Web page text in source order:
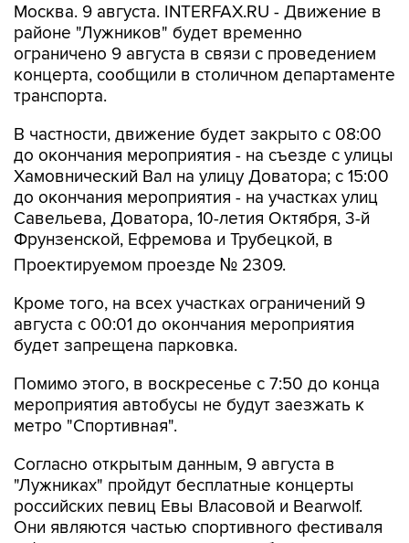
ограничено 9 августа в связи с проведением
концерта, сообщили в столичном департаменте
транспорта.
В частности, движение будет закрыто с 08:00
Хамовнический Вал на улицу Доватора; с 15:00
до окончания мероприятия - на участках улиц
Савельева, Доватора, 10-летия Октября, 3-й
Фрунзенской, Ефремова и Трубецкой, в
Проектируемом проезде № 2309.
Кроме того, на всех участках ограничений 9
будет запрещена парковка.
Помимо этого, в воскресенье с 7:50 до конца
метро "Спортивная".
Согласно открытым данным, 9 августа в
российских певиц Евы Власовой и Bearwolf.
Они являются частью спортивного фестиваля
и фестиваля спортивных единоборств.